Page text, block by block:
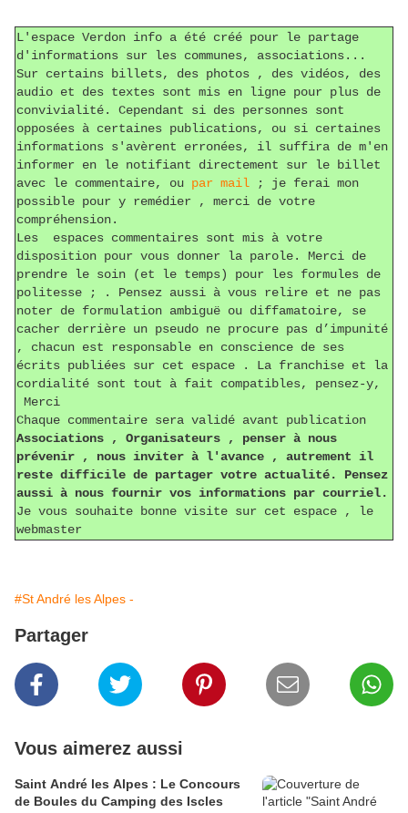
L'espace Verdon info a été créé pour le partage
d'informations sur les communes, associations...
Sur certains billets, des photos , des vidéos, des
audio et des textes sont mis en ligne pour plus de
convivialité. Cependant si des personnes sont
opposées à certaines publications, ou si certaines
informations s'avèrent erronées, il suffira de m'en
informer en le notifiant directement sur le billet
avec le commentaire, ou par mail ; je ferai mon
possible pour y remédier , merci de votre
compréhension.
Les espaces commentaires sont mis à votre
disposition pour vous donner la parole. Merci de
prendre le soin (et le temps) pour les formules de
politesse ; . Pensez aussi à vous relire et ne pas
noter de formulation ambiguë ou diffamatoire, se
cacher derrière un pseudo ne procure pas d’impunité
, chacun est responsable en conscience de ses
écrits publiées sur cet espace . La franchise et la
cordialité sont tout à fait compatibles, pensez-y,
Merci
Chaque commentaire sera validé avant publication
Associations , Organisateurs , penser à nous
prévenir , nous inviter à l'avance , autrement il
reste difficile de partager votre actualité. Pensez
aussi à nous fournir vos informations par courriel.
Je vous souhaite bonne visite sur cet espace , le
webmaster
#St André les Alpes -
Partager
Vous aimerez aussi
Saint André les Alpes : Le Concours
de Boules du Camping des Iscles